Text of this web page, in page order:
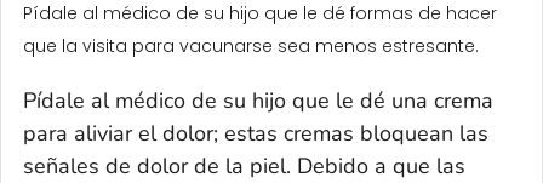
Pídale al médico de su hijo que le dé formas de hacer
que la visita para vacunarse sea menos estresante.
Pídale al médico de su hijo que le dé una crema
para aliviar el dolor; estas cremas bloquean las
señales de dolor de la piel. Debido a que las